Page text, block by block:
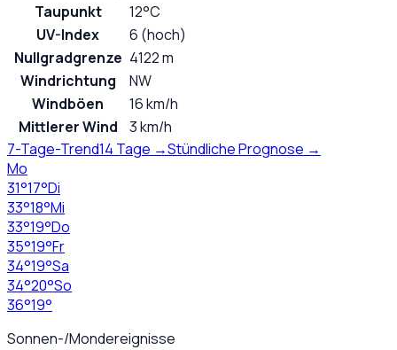
Taupunkt
12°C
UV-Index
6 (hoch)
Nullgradgrenze 4122 m
Windrichtung
NW
Windböen
16 km/h
Mittlerer Wind
3 km/h
7-Tage-Trend14 Tage →Stündliche Prognose →
Mo
31°17°Di
33°18°Mi
33°19°Do
35°19°Fr
34°19°Sa
34°20°So
36°19°
Sonnen-/Mondereignisse